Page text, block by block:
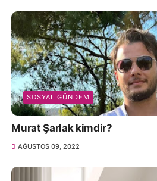
SOSYAL GÜNDEM
Murat Şarlak kimdir?
AĞUSTOS 09, 2022